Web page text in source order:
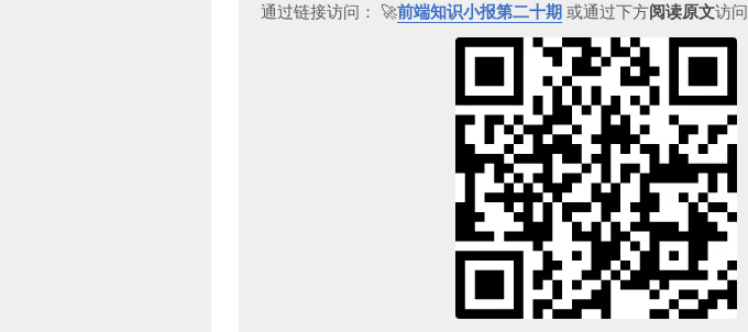
通过链接访问： 🚀前端知识小报第二十期 或通过下方阅读原文访问